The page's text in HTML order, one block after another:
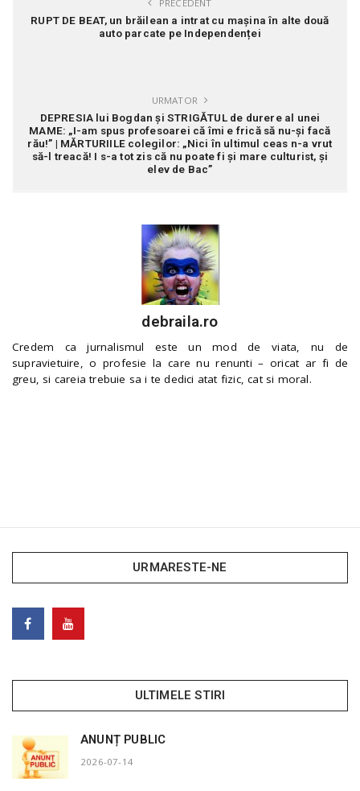
PRECEDENT
RUPT DE BEAT, un brăilean a intrat cu mașina în alte două
auto parcate pe Independenței
URMATOR
DEPRESIA lui Bogdan și STRIGĂTUL de durere al unei
MAME: „I-am spus profesoarei că îmi e frică să nu-și facă
rău!” | MĂRTURIILE colegilor: „Nici în ultimul ceas n-a vrut
să-l treacă! I s-a tot zis că nu poate fi și mare culturist, și
elev de Bac”
debraila.ro
Credem ca jurnalismul este un mod de viata, nu de
supravietuire, o profesie la care nu renunti – oricat ar fi de
greu, si careia trebuie sa i te dedici atat fizic, cat si moral.
URMARESTE-NE
ULTIMELE STIRI
ANUNȚ PUBLIC
2026-07-14